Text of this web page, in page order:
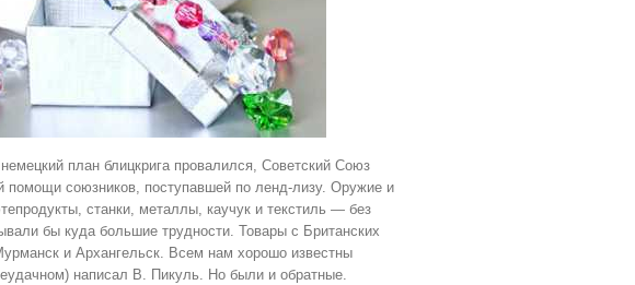
план блицкрига провалился, Советский Союз
помощи союзников, поступавшей по ленд-лизу. Оружие и
станки, металлы, каучук и текстиль — без
бы куда большие трудности. Товары с Британских
и Архангельск. Всем нам хорошо известны
написал В. Пикуль. Но были и обратные.